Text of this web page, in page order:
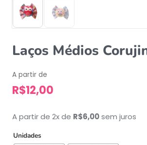
Laços Médios
A partir de
R$12,00
A partir de 2x de R$6,00sem juros
Unidades